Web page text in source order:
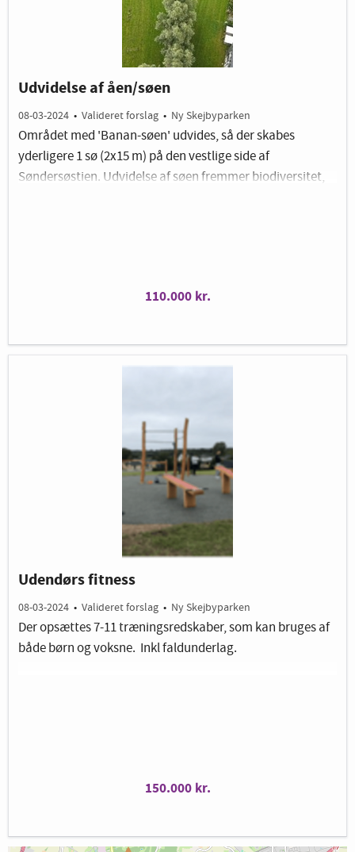
Udvidelse af åen/søen
08-03-2024 • Valideret forslag • Ny Skejbyparken
Området med 'Banan-søen' udvides, så der skabes
yderligere 1 sø (2x15 m) på den vestlige side af
Søndersøstien. Udvidelse af søen fremmer biodiversitet,
110.000 kr.
Udendørs fitness
08-03-2024 • Valideret forslag • Ny Skejbyparken
Der opsættes 7-11 træningsredskaber, som kan bruges af
både børn og voksne. Inkl faldunderlag.
150.000 kr.